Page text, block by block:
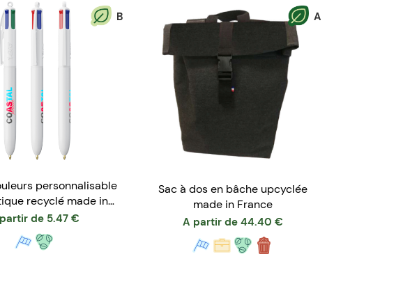
B
personnalisable
recyclé made in
France
de 5.47 €
A
Sac à dos en bâche upcyclée
made in France
A partir de 44.40 €